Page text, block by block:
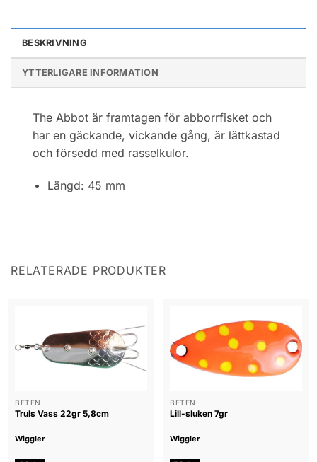
BESKRIVNING
YTTERLIGARE INFORMATION
The Abbot är framtagen för abborrfisket och
har en gäckande, vickande gång, är lättkastad
och försedd med rasselkulor.
Längd: 45 mm
RELATERADE PRODUKTER
BETEN
Truls Vass 22gr 5,8cm
Wiggler
BETEN
Lill-sluken 7gr
Wiggler